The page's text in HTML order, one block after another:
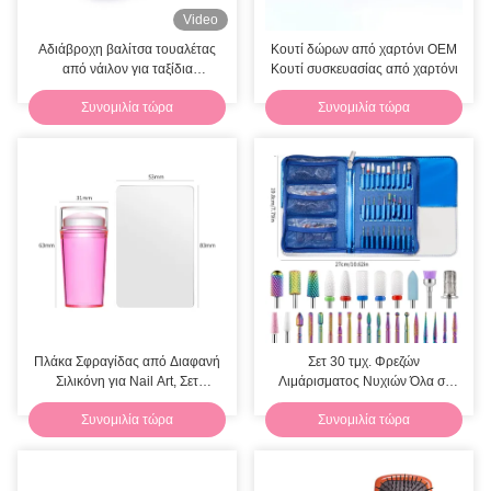
Video
Αδιάβροχη βαλίτσα τουαλέτας
από νάιλον για ταξίδια
τετράγωνη μεγάλη βαλίτσα
τουαλέτας γκρι μπλε
Συνομιλία τώρα
Κουτί δώρων από χαρτόνι OEM
Κουτί συσκευασίας από χαρτόνι
Συνομιλία τώρα
Πλάκα Σφραγίδας από Διαφανή
Σιλικόνη για Nail Art, Σετ
Ξυστράς για Σφράγιση Νυχιών
για Nail Artist
Συνομιλία τώρα
Σετ 30 τμχ. Φρεζών
Λιμάρισματος Νυχιών Όλα σε
Ένα Σχεδιασμός Εργαλεία
Μανικιούρ για τα Πετσάκια
Συνομιλία τώρα